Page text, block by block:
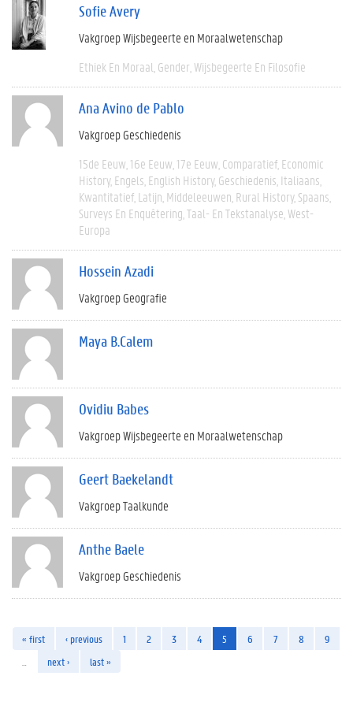
Sofie Avery
Vakgroep Wijsbegeerte en Moraalwetenschap
Ethiek En Moraal Gender Wijsbegeerte En Filosofie
Ana Avino de Pablo
Vakgroep Geschiedenis
15de Eeuw 16e Eeuw 17e Eeuw Comparatief Economic
History Engels English History Geschiedenis Italiaans
Kwantitatief Latijn Middeleeuwen Rural History Spaans
Surveys En Enquêtering Taal- En Tekstanalyse West-
Europa
Hossein Azadi
Vakgroep Geografie
Maya B.Calem
Ovidiu Babes
Vakgroep Wijsbegeerte en Moraalwetenschap
Geert Baekelandt
Vakgroep Taalkunde
Anthe Baele
Vakgroep Geschiedenis
« first ‹ previous 1 2 3 4 5 6 7 8
9
next › last »